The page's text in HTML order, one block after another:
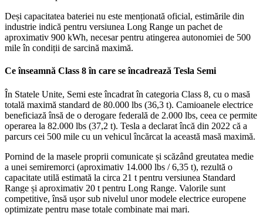
Deși capacitatea bateriei nu este menționată oficial, estimările din
industrie indică pentru versiunea Long Range un pachet de
aproximativ 900 kWh, necesar pentru atingerea autonomiei de 500
mile în condiții de sarcină maximă.
Ce înseamnă Class 8 în care se încadrează Tesla Semi
În Statele Unite, Semi este încadrat în categoria Class 8, cu o masă
totală maximă standard de 80.000 lbs (36,3 t). Camioanele electrice
beneficiază însă de o derogare federală de 2.000 lbs, ceea ce permite
operarea la 82.000 lbs (37,2 t). Tesla a declarat încă din 2022 că a
parcurs cei 500 mile cu un vehicul încărcat la această masă maximă.
Pornind de la masele proprii comunicate și scăzând greutatea medie
a unei semiremorci (aproximativ 14.000 lbs / 6,35 t), rezultă o
capacitate utilă estimată la circa 21 t pentru versiunea Standard
Range și aproximativ 20 t pentru Long Range. Valorile sunt
competitive, însă ușor sub nivelul unor modele electrice europene
optimizate pentru mase totale combinate mai mari.